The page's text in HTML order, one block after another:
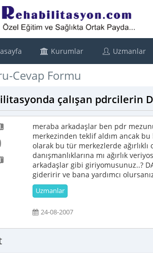
Kurumlar Uzmanlar
Cevap Formu
çalışan pdrcilerin
meraba arkadaşlar ben pdr
merkezinden teklif aldım ancak
olarak bu tür merkezlerde
danışmanlıklarına mı ağırlık
arkadaşlar gibi giriyomusunuz..?
gideririr ve bana yardımcı
Uzmanlar
24-08-2007